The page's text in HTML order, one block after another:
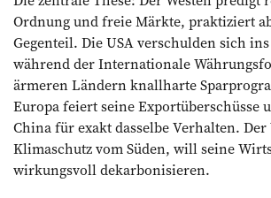
Ordnung und freie Märkte, praktiziert
Gegenteil. Die USA verschulden sich
während der Internationale
ärmeren Ländern knallharte
Europa feiert seine Exportüberschüsse
China für exakt dasselbe Verhalten.
Klimaschutz vom Süden, will seine
wirkungsvoll dekarbonisieren.